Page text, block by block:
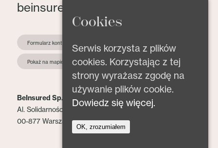
beinsured@beinsured.pl
Formularz kontaktowy
Pokaż na mapie
BeInsured Sp. z o.o.
Al. Solidarności 153 lok. 2
00-877 Warszawa
Cookies
Serwis korzysta z plików
cookies. Korzystając z tej
strony wyrażasz zgodę na
używanie plików cookie.
Dowiedz się więcej.
OK, zrozumiałem